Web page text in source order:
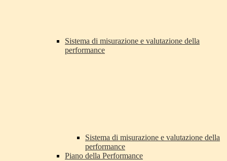
Sistema di misurazione e valutazione della
performance
Sistema di misurazione e valutazione della
performance
Piano della Performance